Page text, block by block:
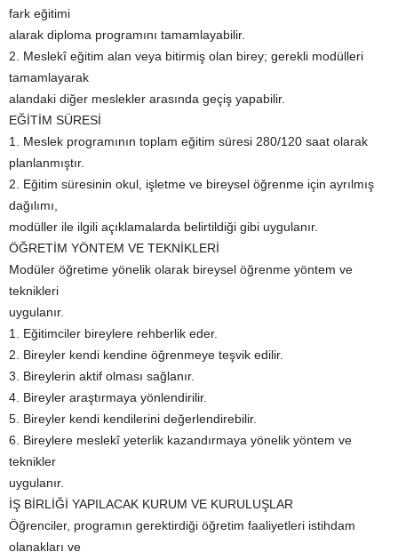
fark eğitimi
alarak diploma programını tamamlayabilir.
2. Meslekî eğitim alan veya bitirmiş olan birey; gerekli modülleri
tamamlayarak
alandaki diğer meslekler arasında geçiş yapabilir.
EĞİTİM SÜRESİ
1. Meslek programının toplam eğitim süresi 280/120 saat olarak
planlanmıştır.
2. Eğitim süresinin okul, işletme ve bireysel öğrenme için ayrılmış
dağılımı,
modüller ile ilgili açıklamalarda belirtildiği gibi uygulanır.
ÖĞRETİM YÖNTEM VE TEKNİKLERİ
Modüler öğretime yönelik olarak bireysel öğrenme yöntem ve
teknikleri
uygulanır.
1. Eğitimciler bireylere rehberlik eder.
2. Bireyler kendi kendine öğrenmeye teşvik edilir.
3. Bireylerin aktif olması sağlanır.
4. Bireyler araştırmaya yönlendirilir.
5. Bireyler kendi kendilerini değerlendirebilir.
6. Bireylere meslekî yeterlik kazandırmaya yönelik yöntem ve
teknikler
uygulanır.
İŞ BİRLİĞİ YAPILACAK KURUM VE KURULUŞLAR
Öğrenciler, programın gerektirdiği öğretim faaliyetleri istihdam
olanakları ve